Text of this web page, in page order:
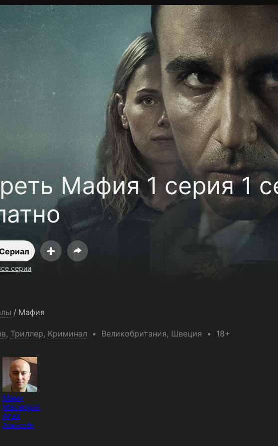
Мафия 1 серия 1
серии
/ Мафия
, Триллер, Криминал Великобритания, Швеция 18+
Мани
Масеррат
Агах
Режиссёр
соглашение Политика конфиденциальности Для партнёров
на ТВ Бесплатные каналы Контакты